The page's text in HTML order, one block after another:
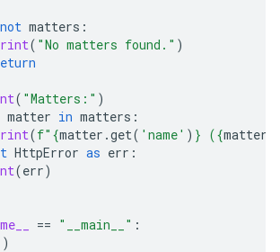
not matters :
( "No matters found." )
( "Matters:" )
matter in matters :
(f" {matter .get( 'name' ) } ({matter
HttpError as err :
(err)
== "__main__" :